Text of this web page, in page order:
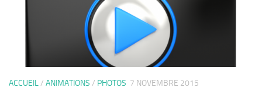
ACCUEIL/ ANIMATIONS / PHOTOS 7 NOVEMBRE 2015